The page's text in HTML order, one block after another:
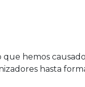
hemos
hasta